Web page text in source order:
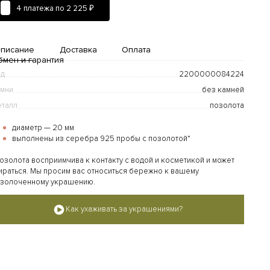
4 платежа по 2 225 ₽
2200000084224
без камней
позолота
диаметр — 20 мм
выполнены из серебра 925 пробы с позолотой*
восприимчива к контакту с водой и косметикой и может
Мы просим вас относиться бережно к вашему
украшению.
Как ухаживать за украшениями?
Доставка
Доставка и оплата
Оплата
и гарантия